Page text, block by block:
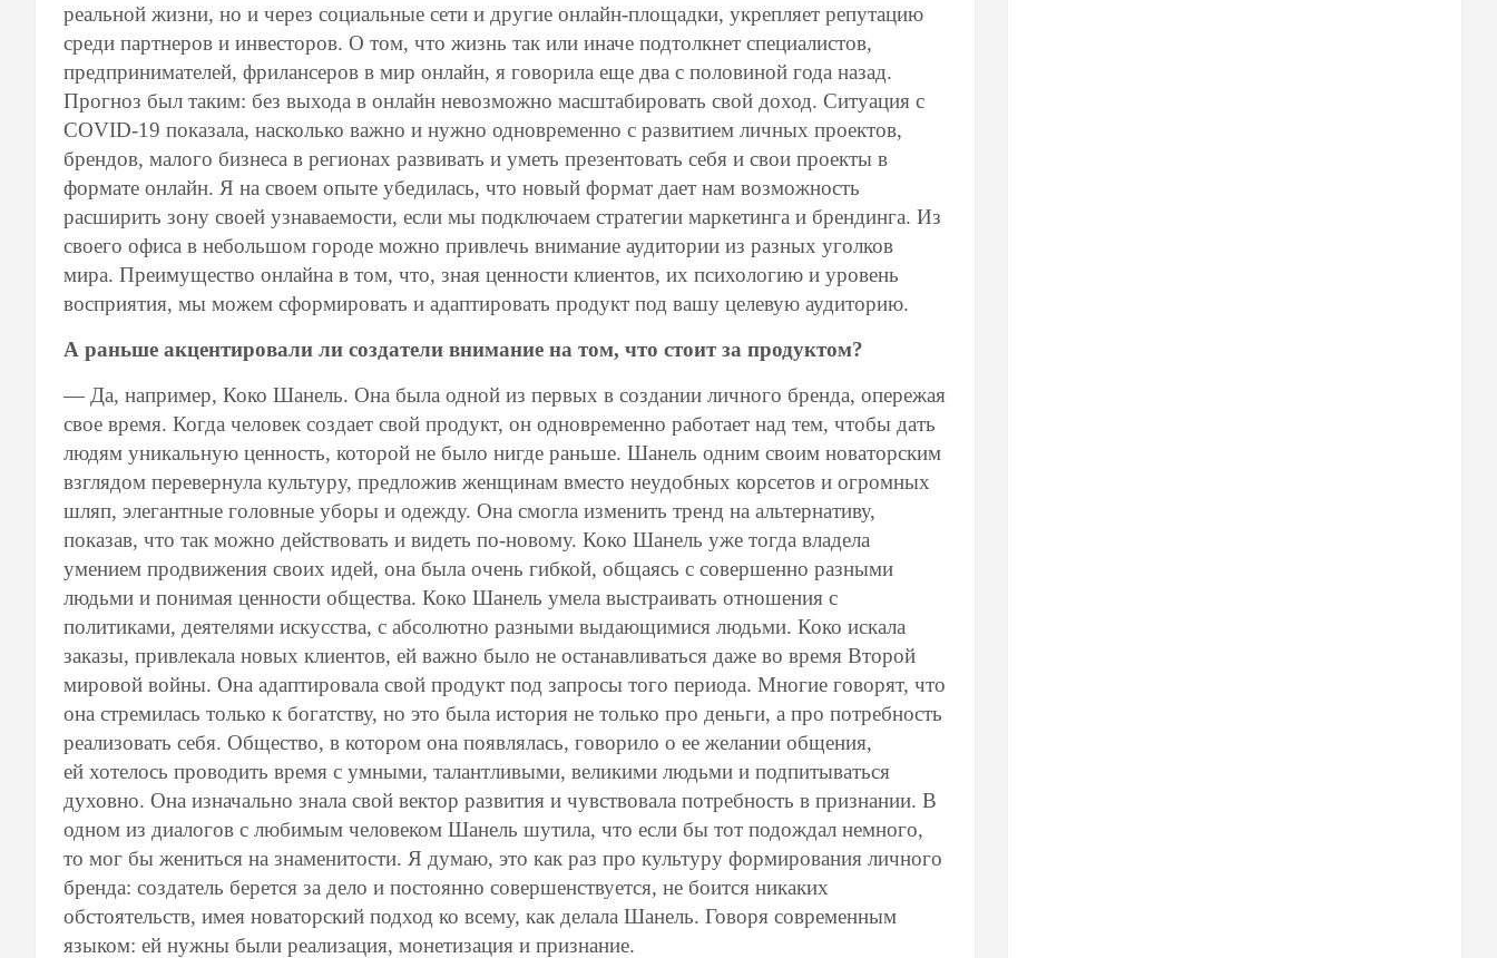
реальной жизни, но и через социальные сети и другие онлайн-площадки, укрепляет репутацию
среди партнеров и инвесторов. О том, что жизнь так или иначе подтолкнет специалистов,
предпринимателей, фрилансеров в мир онлайн, я говорила еще два с половиной года назад.
Прогноз был таким: без выхода в онлайн невозможно масштабировать свой доход. Ситуация с
COVID-19 показала, насколько важно и нужно одновременно с развитием личных проектов,
брендов, малого бизнеса в регионах развивать и уметь презентовать себя и свои проекты в
формате онлайн. Я на своем опыте убедилась, что новый формат дает нам возможность
расширить зону своей узнаваемости, если мы подключаем стратегии маркетинга и брендинга. Из
своего офиса в небольшом городе можно привлечь внимание аудитории из разных уголков
мира. Преимущество онлайна в том, что, зная ценности клиентов, их психологию и уровень
восприятия, мы можем сформировать и адаптировать продукт под вашу целевую аудиторию.
А раньше акцентировали ли создатели внимание на том, что стоит за продуктом?
— Да, например, Коко Шанель. Она была одной из первых в создании личного бренда, опережая
свое время. Когда человек создает свой продукт, он одновременно работает над тем, чтобы дать
людям уникальную ценность, которой не было нигде раньше. Шанель одним своим новаторским
взглядом перевернула культуру, предложив женщинам вместо неудобных корсетов и огромных
шляп, элегантные головные уборы и одежду. Она смогла изменить тренд на альтернативу,
показав, что так можно действовать и видеть по-новому. Коко Шанель уже тогда владела
умением продвижения своих идей, она была очень гибкой, общаясь с совершенно разными
людьми и понимая ценности общества. Коко Шанель умела выстраивать отношения с
политиками, деятелями искусства, с абсолютно разными выдающимися людьми. Коко искала
заказы, привлекала новых клиентов, ей важно было не останавливаться даже во время Второй
мировой войны. Она адаптировала свой продукт под запросы того периода. Многие говорят, что
она стремилась только к богатству, но это была история не только про деньги, а про потребность
реализовать себя. Общество, в котором она появлялась, говорило о ее желании общения,
ей хотелось проводить время с умными, талантливыми, великими людьми и подпитываться
духовно. Она изначально знала свой вектор развития и чувствовала потребность в признании. В
одном из диалогов с любимым человеком Шанель шутила, что если бы тот подождал немного,
то мог бы жениться на знаменитости. Я думаю, это как раз про культуру формирования личного
бренда: создатель берется за дело и постоянно совершенствуется, не боится никаких
обстоятельств, имея новаторский подход ко всему, как делала Шанель. Говоря современным
языком: ей нужны были реализация, монетизация и признание.